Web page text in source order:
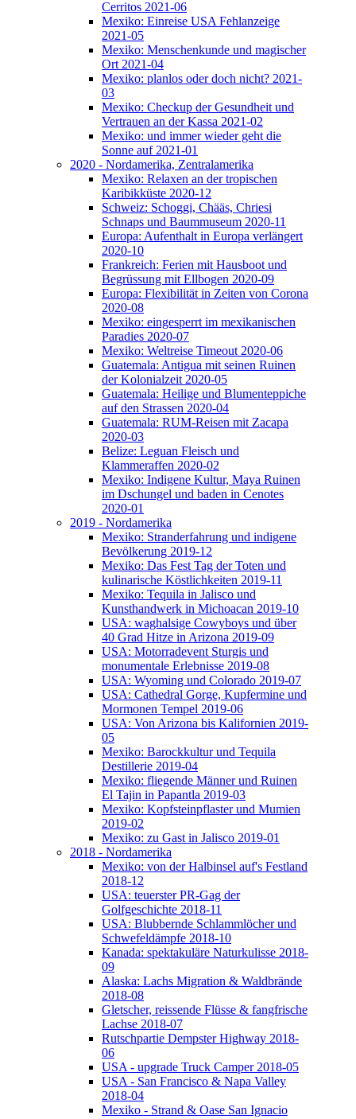
Cerritos 2021-06
Mexiko: Einreise USA Fehlanzeige
2021-05
Mexiko: Menschenkunde und magischer
Ort 2021-04
Mexiko: planlos oder doch nicht? 2021-
03
Mexiko: Checkup der Gesundheit und
Vertrauen an der Kassa 2021-02
Mexiko: und immer wieder geht die
Sonne auf 2021-01
2020 - Nordamerika, Zentralamerika
Mexiko: Relaxen an der tropischen
Karibikküste 2020-12
Schweiz: Schoggi, Chääs, Chriesi
Schnaps und Baummuseum 2020-11
Europa: Aufenthalt in Europa verlängert
2020-10
Frankreich: Ferien mit Hausboot und
Begrüssung mit Ellbogen 2020-09
Europa: Flexibilität in Zeiten von Corona
2020-08
Mexiko: eingesperrt im mexikanischen
Paradies 2020-07
Mexiko: Weltreise Timeout 2020-06
Guatemala: Antigua mit seinen Ruinen
der Kolonialzeit 2020-05
Guatemala: Heilige und Blumenteppiche
auf den Strassen 2020-04
Guatemala: RUM-Reisen mit Zacapa
2020-03
Belize: Leguan Fleisch und
Klammeraffen 2020-02
Mexiko: Indigene Kultur, Maya Ruinen
im Dschungel und baden in Cenotes
2020-01
2019 - Nordamerika
Mexiko: Stranderfahrung und indigene
Bevölkerung 2019-12
Mexiko: Das Fest Tag der Toten und
kulinarische Köstlichkeiten 2019-11
Mexiko: Tequila in Jalisco und
Kunsthandwerk in Michoacan 2019-10
USA: waghalsige Cowyboys und über
40 Grad Hitze in Arizona 2019-09
USA: Motorradevent Sturgis und
monumentale Erlebnisse 2019-08
USA: Wyoming und Colorado 2019-07
USA: Cathedral Gorge, Kupfermine und
Mormonen Tempel 2019-06
USA: Von Arizona bis Kalifornien 2019-
05
Mexiko: Barockkultur und Tequila
Destillerie 2019-04
Mexiko: fliegende Männer und Ruinen
El Tajin in Papantla 2019-03
Mexiko: Kopfsteinpflaster und Mumien
2019-02
Mexiko: zu Gast in Jalisco 2019-01
2018 - Nordamerika
Mexiko: von der Halbinsel auf's Festland
2018-12
USA: teuerster PR-Gag der
Golfgeschichte 2018-11
USA: Blubbernde Schlammlöcher und
Schwefeldämpfe 2018-10
Kanada: spektakuläre Naturkulisse 2018-
09
Alaska: Lachs Migration & Waldbrände
2018-08
Gletscher, reissende Flüsse & fangfrische
Lachse 2018-07
Rutschpartie Dempster Highway 2018-
06
USA - upgrade Truck Camper 2018-05
USA - San Francisco & Napa Valley
2018-04
Mexiko - Strand & Oase San Ignacio